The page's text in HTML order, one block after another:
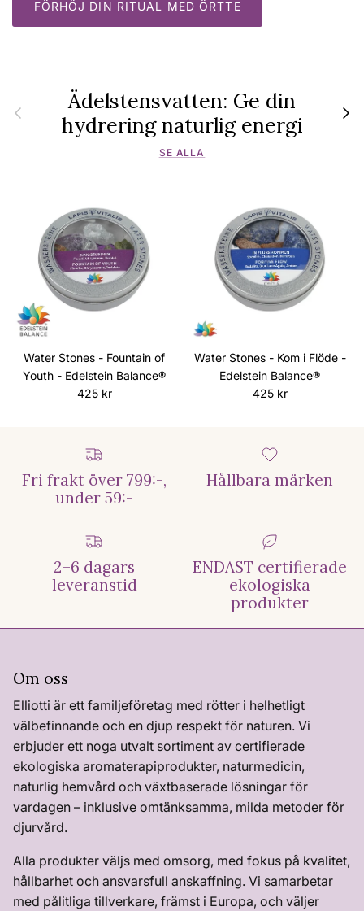
FÖRHÖJ DIN RITUAL MED ÖRTTE
Föregående
Ädelstensvatten: Ge din
hydrering naturlig energi
Nästa
SE ALLA
Water Stones - Fountain of
Youth - Edelstein Balance®
Ordinarie pris
425 kr
Water Stones - Kom i Flöde -
Edelstein Balance®
Ordinarie pris
425 kr
Fri frakt över 799:-,
under 59:-
Hållbara märken
2–6 dagars
leveranstid
ENDAST certifierade
ekologiska
produkter
Om oss
Elliotti är ett familjeföretag med rötter i helhetligt
välbefinnande och en djup respekt för naturen. Vi
erbjuder ett noga utvalt sortiment av certifierade
ekologiska aromaterapiprodukter, naturmedicin,
naturlig hemvård och växtbaserade lösningar för
vardagen – inklusive omtänksamma, milda metoder för
djurvård.
Alla produkter väljs med omsorg, med fokus på kvalitet,
hållbarhet och ansvarsfull anskaffning. Vi samarbetar
med pålitliga tillverkare, främst i Europa, och väljer